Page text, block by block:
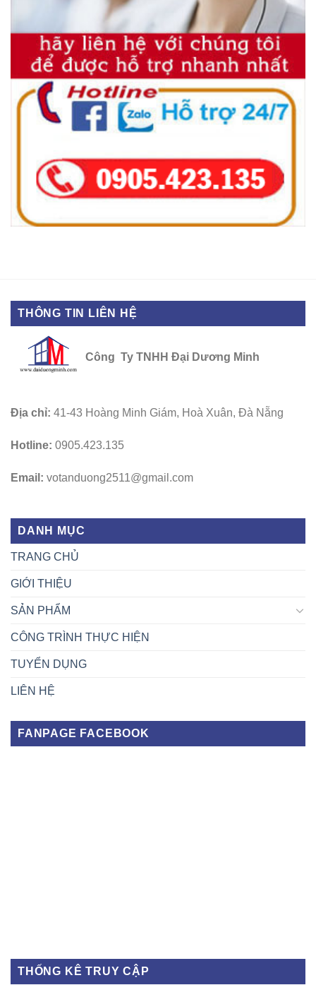
THÔNG TIN LIÊN HỆ
Công Ty TNHH Đại Dương Minh
Địa chỉ: 41-43 Hoàng Minh Giám, Hoà Xuân, Đà Nẵng
Hotline: 0905.423.135
Email: votanduong2511@gmail.com
DANH MỤC
TRANG CHỦ
GIỚI THIỆU
SẢN PHẨM
CÔNG TRÌNH THỰC HIỆN
TUYỂN DỤNG
LIÊN HỆ
FANPAGE FACEBOOK
THỐNG KÊ TRUY CẬP